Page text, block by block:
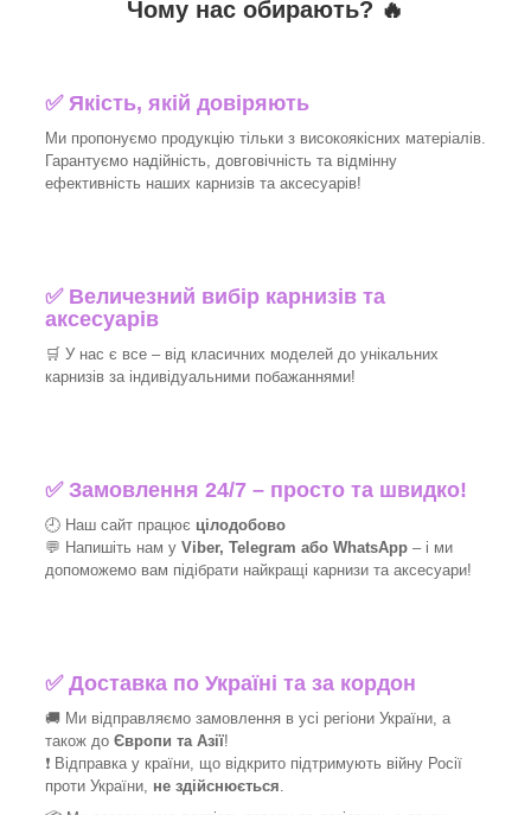
Чому нас обирають? 🔥
✅Якість, якій довіряють
Ми пропонуємо продукцію тільки з високоякісних матеріалів.
Гарантуємо надійність, довговічність та відмінну
ефективність наших карнизів та аксесуарів!​
✅ Величезний вибір карнизів та
аксесуарів
🛒 У нас є все – від класичних моделей до унікальних
карнизів за індивідуальними побажаннями!​
✅Замовлення 24/7 – просто та швидко!
🕘 Наш сайт працює цілодобово
💬 Напишіть нам у Viber, Telegram або WhatsApp – і ми
допоможемо вам підібрати найкращі карнизи та аксесуари!
✅Доставка по Україні та за кордон
🚚 Ми відправляємо замовлення в усі регіони України, а
також до Європи та Азії!
❗ Відправка у країни, що відкрито підтримують війну Росії
проти України, не здійснюється.